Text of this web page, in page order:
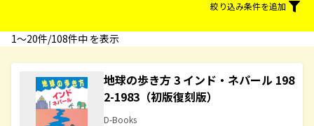
絞り込み条件を追加
1〜20件/108件中 を表示
地球の歩き方 3 インド・ネパール 198
2-1983（初版復刻版）
D-Books